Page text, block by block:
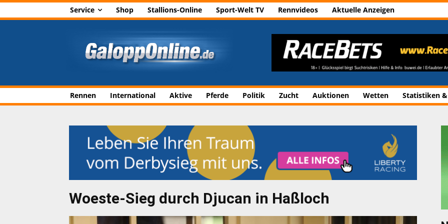
Service Shop Stallions-Online Sport-Welt TV Rennvideos Aktuelle Anzeigen
Rennen International Aktive Pferde Politik Zucht Auktionen Wetten Statistiken
Woeste-Sieg durch Djucan in Haßloch